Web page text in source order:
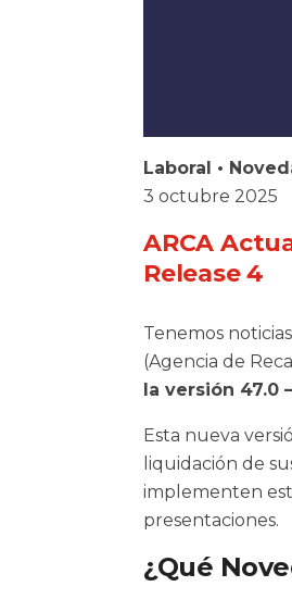
Laboral •
3 octubre 2025
ARCA
Release 4
Tenemos
(Agencia de
la versión 47.0
Esta nueva
liquidación de
implementen
presentaciones.
¿Qué